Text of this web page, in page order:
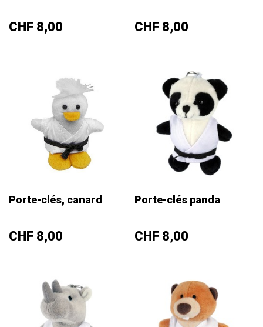
Prix
CHF 8,00 Prix
CHF 8,00
Porte-clés, canard
Prix
CHF 8,00
Porte-clés panda
Prix
CHF 8,00